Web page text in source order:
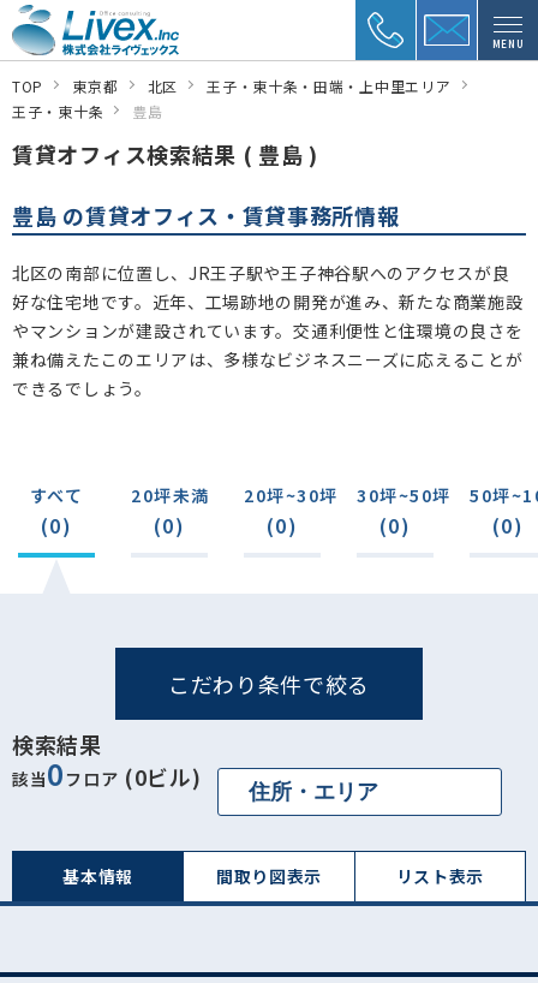
MENU
TOP 東京都 北区
王子・東十条・田端・上中里エリア
王子・東十条
豊島
賃貸オフィス検索結果 ( 豊島 )
豊島 の賃貸オフィス・賃貸事務所情報
北区の南部に位置し、JR王子駅や王子神谷駅へのアクセスが良
好な住宅地です。近年、工場跡地の開発が進み、新たな商業施設
やマンションが建設されています。交通利便性と住環境の良さを
兼ね備えたこのエリアは、多様なビジネスニーズに応えることが
できるでしょう。
すべて
(0)
20坪未満
(0)
20坪~30坪
(0)
30坪~50坪
(0)
50坪
(0)
こだわり条件で絞る
検索結果
該当0 フロア (0ビル)
基本情報 間取り図表⽰ リスト表⽰